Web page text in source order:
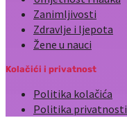
Zanimljivosti
Zdravlje i ljepota
Žene u nauci
Kolačići i privatnost
Politika kolačića
Politika privatnosti